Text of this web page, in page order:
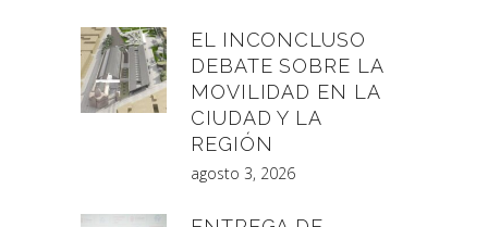
EL INCONCLUSO
DEBATE SOBRE LA
MOVILIDAD EN LA
CIUDAD Y LA
REGIÓN
agosto 3, 2026